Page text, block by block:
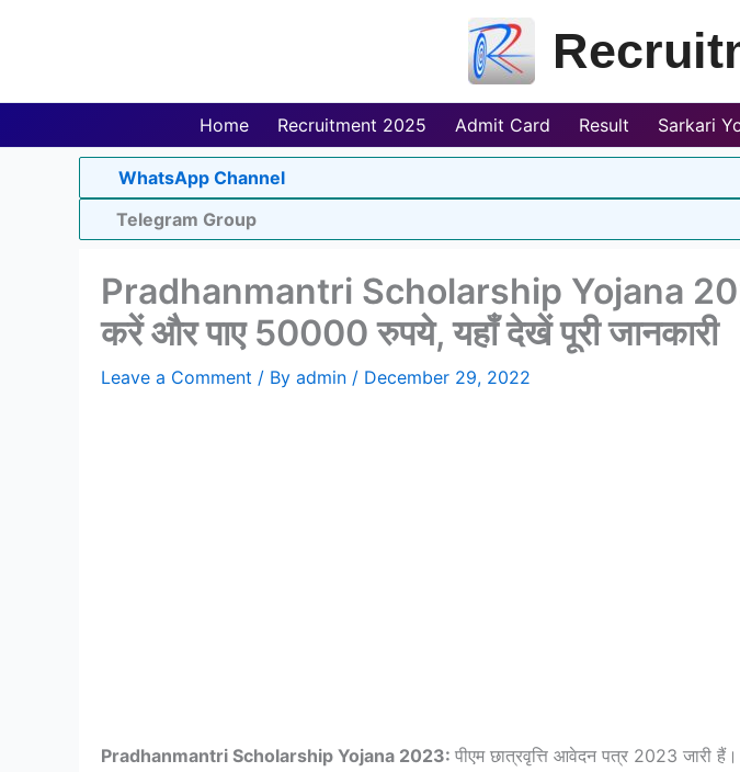
Home Recruitment 2025 Admit Card Result Sarkari
WhatsApp Channel
Telegram Group
Pradhanmantri Scholarship Yojana
करें और पाए 50000 रुपये, यहाँ देखें पूरी जानकारी
Leave a Comment / By admin / December 29, 2022
Pradhanmantri Scholarship Yojana 2023: पीएम छात्रवृत्ति आवेदन पत्र 2023 जारी